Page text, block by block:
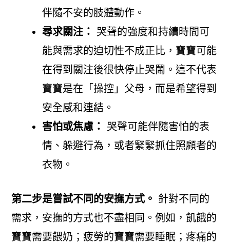
伴隨不安的肢體動作。
尋求關注： 哭聲的強度和持續時間可
能與需求的迫切性不成正比，寶寶可能
在得到關注後很快停止哭鬧。這不代表
寶寶是在「操控」父母，而是希望得到
安全感和連結。
害怕或焦慮： 哭聲可能伴隨害怕的表
情、躲避行為，或者緊緊抓住照顧者的
衣物。
第二步是嘗試不同的安撫方式。 針對不同的
需求，安撫的方式也不盡相同。例如，飢餓的
寶寶需要餵奶；疲勞的寶寶需要睡眠；疼痛的